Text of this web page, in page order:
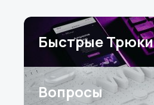
Быстрые Трюки
Вопросы